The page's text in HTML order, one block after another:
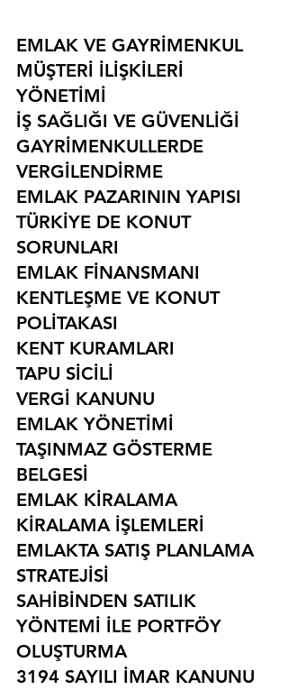
EMLAK VE GAYRİMENKUL
MÜŞTERİ İLİŞKİLERİ
YÖNETİMİ
İŞ SAĞLIĞI VE GÜVENLİĞİ
GAYRİMENKULLERDE
VERGİLENDİRME
EMLAK PAZARININ YAPISI
TÜRKİYE DE KONUT
SORUNLARI
EMLAK FİNANSMANI
KENTLEŞME VE KONUT
POLİTAKASI
KENT KURAMLARI
TAPU SİCİLİ
VERGİ KANUNU
EMLAK YÖNETİMİ
TAŞINMAZ GÖSTERME
BELGESİ
EMLAK KİRALAMA
KİRALAMA İŞLEMLERİ
EMLAKTA SATIŞ PLANLAMA
STRATEJİSİ
SAHİBİNDEN SATILIK
YÖNTEMİ İLE PORTFÖY
OLUŞTURMA
3194 SAYILI İMAR KANUNU